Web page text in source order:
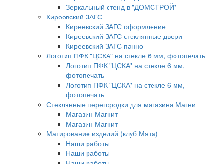
Зеркальный стенд в "ДОМСТРОЙ"
Киреевский ЗАГС
Киреевский ЗАГС оформление
Киреевский ЗАГС стеклянные двери
Киреевский ЗАГС панно
Логотип ПФК "ЦСКА" на стекле 6 мм, фотопечать
Логотип ПФК "ЦСКА" на стекле 6 мм,
фотопечать
Логотип ПФК "ЦСКА" на стекле 6 мм,
фотопечать
Стеклянные перегородки для магазина Магнит
Магазин Магнит
Магазин Магнит
Матирование изделий (клуб Мята)
Наши работы
Наши работы